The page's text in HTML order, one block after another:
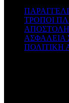
ΤΡΟΠΟΙ
ΠΟΛΙΤΙΚΗ